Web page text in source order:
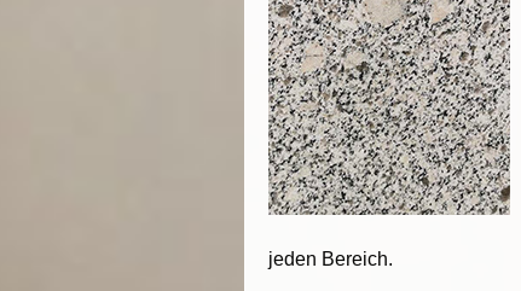
jeden Bereich.